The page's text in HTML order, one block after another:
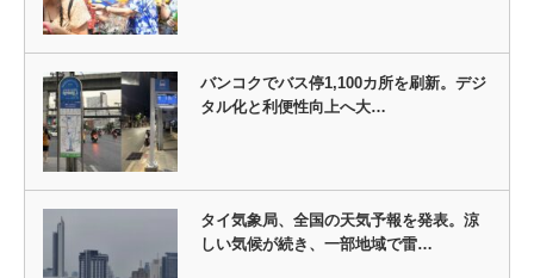
バンコクでバス停1,100カ所を刷新。デジ
タル化と利便性向上へ大…
タイ気象局、全国の天気予報を発表。涼
しい気候が続き、一部地域で雷…